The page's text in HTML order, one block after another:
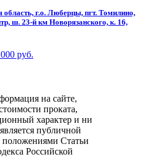
г.о. Люберцы, пгт. Томилино,
ш. 23-й км Новорязанского, к. 16,
руб.
на сайте,
проката,
характер и ни
публичной
положениями Статьи
Российской